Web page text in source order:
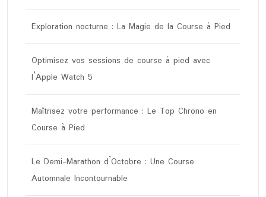
Exploration nocturne : La Magie de la Course à Pied
Optimisez vos sessions de course à pied avec
l’Apple Watch 5
Maîtrisez votre performance : Le Top Chrono en
Course à Pied
Le Demi-Marathon d’Octobre : Une Course
Automnale Incontournable